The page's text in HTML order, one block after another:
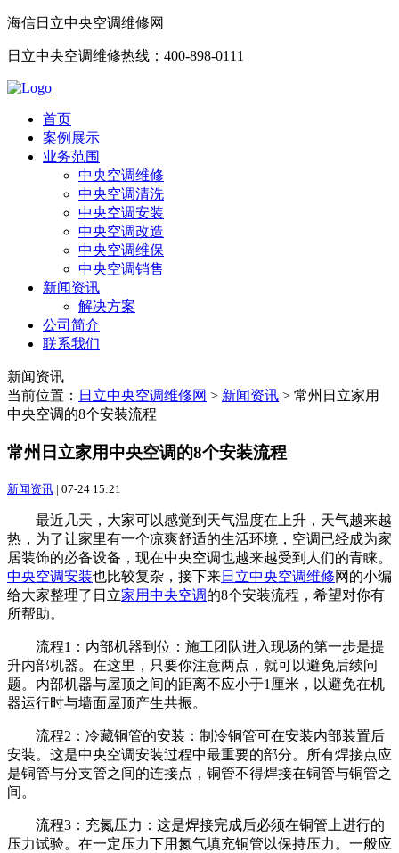
海信日立中央空调维修网
日立中央空调维修热线：400-898-0111
首页
案例展示
业务范围
中央空调维修
中央空调清洗
中央空调安装
中央空调改造
中央空调维保
中央空调销售
新闻资讯
解决方案
公司简介
联系我们
新闻资讯
当前位置： 日立中央空调维修网 > 新闻资讯 > 常州日立家用
中央空调的8个安装流程
常州日立家用中央空调的8个安装流程
新闻资讯 | 07-24 15:21
最近几天，大家可以感觉到天气温度在上升，天气越来越
热，为了让家里有一个凉爽舒适的生活环境，空调已经成为家
居装饰的必备设备，现在中央空调也越来越受到人们的青睐。
中央空调安装也比较复杂，接下来日立中央空调维修网的小编
给大家整理了日立家用中央空调的8个安装流程，希望对你有
所帮助。
流程1：内部机器到位：施工团队进入现场的第一步是提
升内部机器。在这里，只要你注意两点，就可以避免后续问
题。内部机器与屋顶之间的距离不应小于1厘米，以避免在机
器运行时与墙面屋顶产生共振。
流程2：冷藏铜管的安装：制冷铜管可在安装内部装置后
安装。这是中央空调安装过程中最重要的部分。所有焊接点应
是铜管与分支管之间的连接点，铜管不得焊接在铜管与铜管之
间。
流程3：充氮压力：这是焊接完成后必须在铜管上进行的
压力试验。在一定压力下用氮气填充铜管以保持压力。一般应